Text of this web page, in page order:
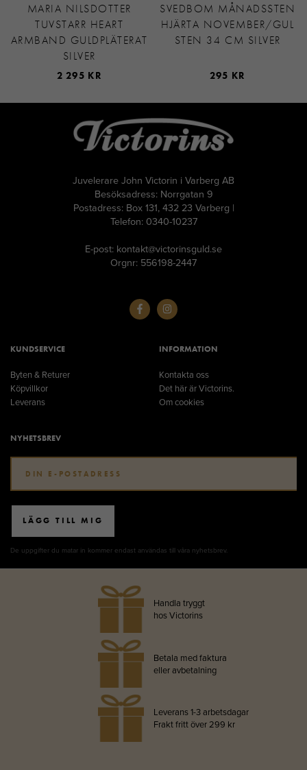
MARIA NILSDOTTER
TUVSTARR HEART
ARMBAND GULDPLÄTERAT
SILVER
2 295 KR
SVEDBOM MÅNADSSTEN
HJÄRTA NOVEMBER/GUL
STEN 34 CM SILVER
295 KR
Juvelerare John Victorin i Varberg AB
Besöksadress: Norrgatan 9
Postadress: Box 131, 432 23 Varberg |
Telefon: 0340-10237
E-post: kontakt@victorinsguld.se
Orgnr: 556198-2447
KUNDSERVICE
Byten & Returer
Köpvillkor
Leverans
INFORMATION
Kontakta oss
Det här är Victorins.
Om cookies
NYHETSBREV
LÄGG TILL MIG
De uppgifter du matar in kommer endast användas till våra nyhetsbrev.
Handla tryggt
hos Victorins
Betala med faktura
eller avbetalning
Leverans 1-3 arbetsdagar
Frakt fritt över 299 kr